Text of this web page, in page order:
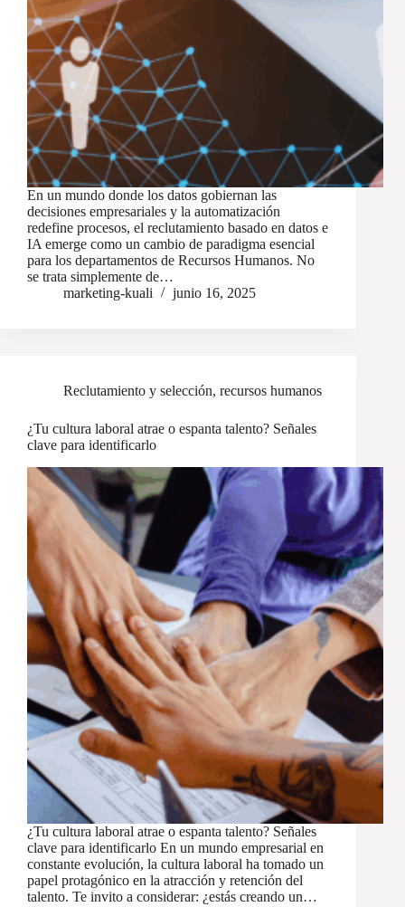
En un mundo donde los datos gobiernan las
decisiones empresariales y la automatización
redefine procesos, el reclutamiento basado en datos e
IA emerge como un cambio de paradigma esencial
para los departamentos de Recursos Humanos. No
se trata simplemente de…
marketing-kuali
junio 16, 2025
Reclutamiento y selección, recursos humanos
¿Tu cultura laboral atrae o espanta talento? Señales
clave para identificarlo
¿Tu cultura laboral atrae o espanta talento? Señales
clave para identificarlo En un mundo empresarial en
constante evolución, la cultura laboral ha tomado un
papel protagónico en la atracción y retención del
talento. Te invito a considerar: ¿estás creando un…